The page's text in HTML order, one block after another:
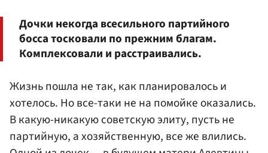
Дочки некогда всесильного партийного
босса тосковали по прежним благам.
Комплексовали и расстраивались.
Жизнь пошла не так, как планировалось и
хотелось. Но все-таки не на помойке оказались.
В какую-никакую советскую элиту, пусть не
партийную, а хозяйственную, все же влились.